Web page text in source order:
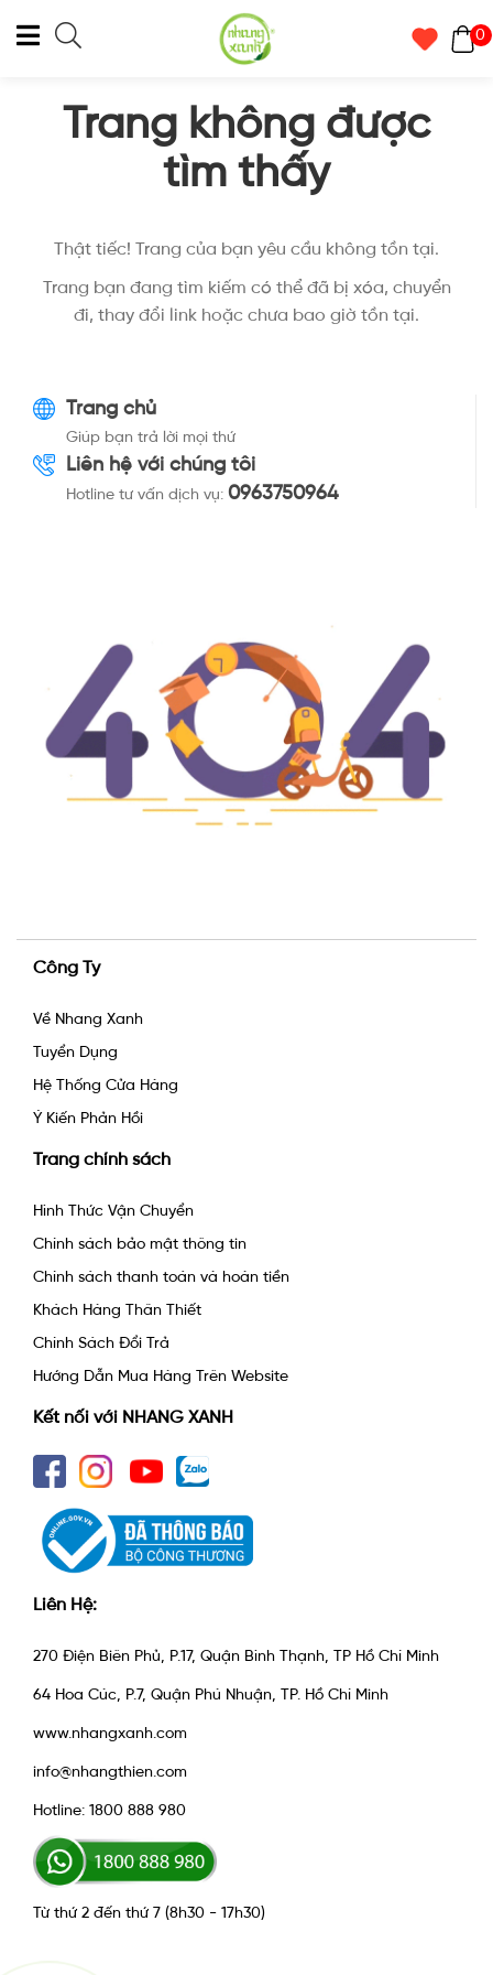
0
Trang không được
tìm thấy
Thật tiếc! Trang của bạn yêu cầu không tồn tại.
Trang bạn đang tìm kiếm có thể đã bị xóa, chuyển
đi, thay đổi link hoặc chưa bao giờ tồn tại.
Trang chủ
Giúp bạn trả lời mọi thứ
Liên hệ với chúng tôi
Hotline tư vấn dịch vụ: 0963750964
Công Ty
Về Nhang Xanh
Tuyển Dụng
Hệ Thống Cửa Hàng
Ý Kiến Phản Hồi
Trang chính sách
Hình Thức Vận Chuyển
Chính sách bảo mật thông tin
Chính sách thanh toán và hoàn tiền
Khách Hàng Thân Thiết
Chính Sách Đổi Trả
Hướng Dẫn Mua Hàng Trên Website
Kết nối với NHANG XANH
Liên Hệ:
270 Điện Biên Phủ, P.17, Quận Bình Thạnh, TP Hồ Chí Minh
64 Hoa Cúc, P.7, Quận Phú Nhuận, TP. Hồ Chí Minh
www.nhangxanh.com
info@nhangthien.com
Hotline: 1800 888 980
Từ thứ 2 đến thứ 7 (8h30 - 17h30)